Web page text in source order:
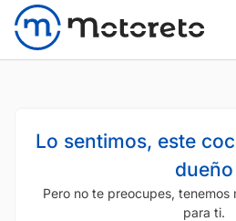
Lo sentimos, este
dueño
Pero no te preocupes, tenemos
para ti.